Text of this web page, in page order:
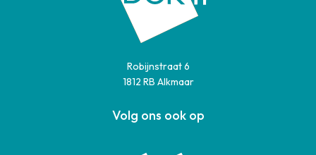
Robijnstraat 6
1812 RB Alkmaar
Volg ons ook op